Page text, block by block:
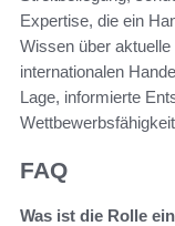
Expertise, die ein
Wissen über
internationalen
Lage, informierte
FAQ
Was ist die Rolle